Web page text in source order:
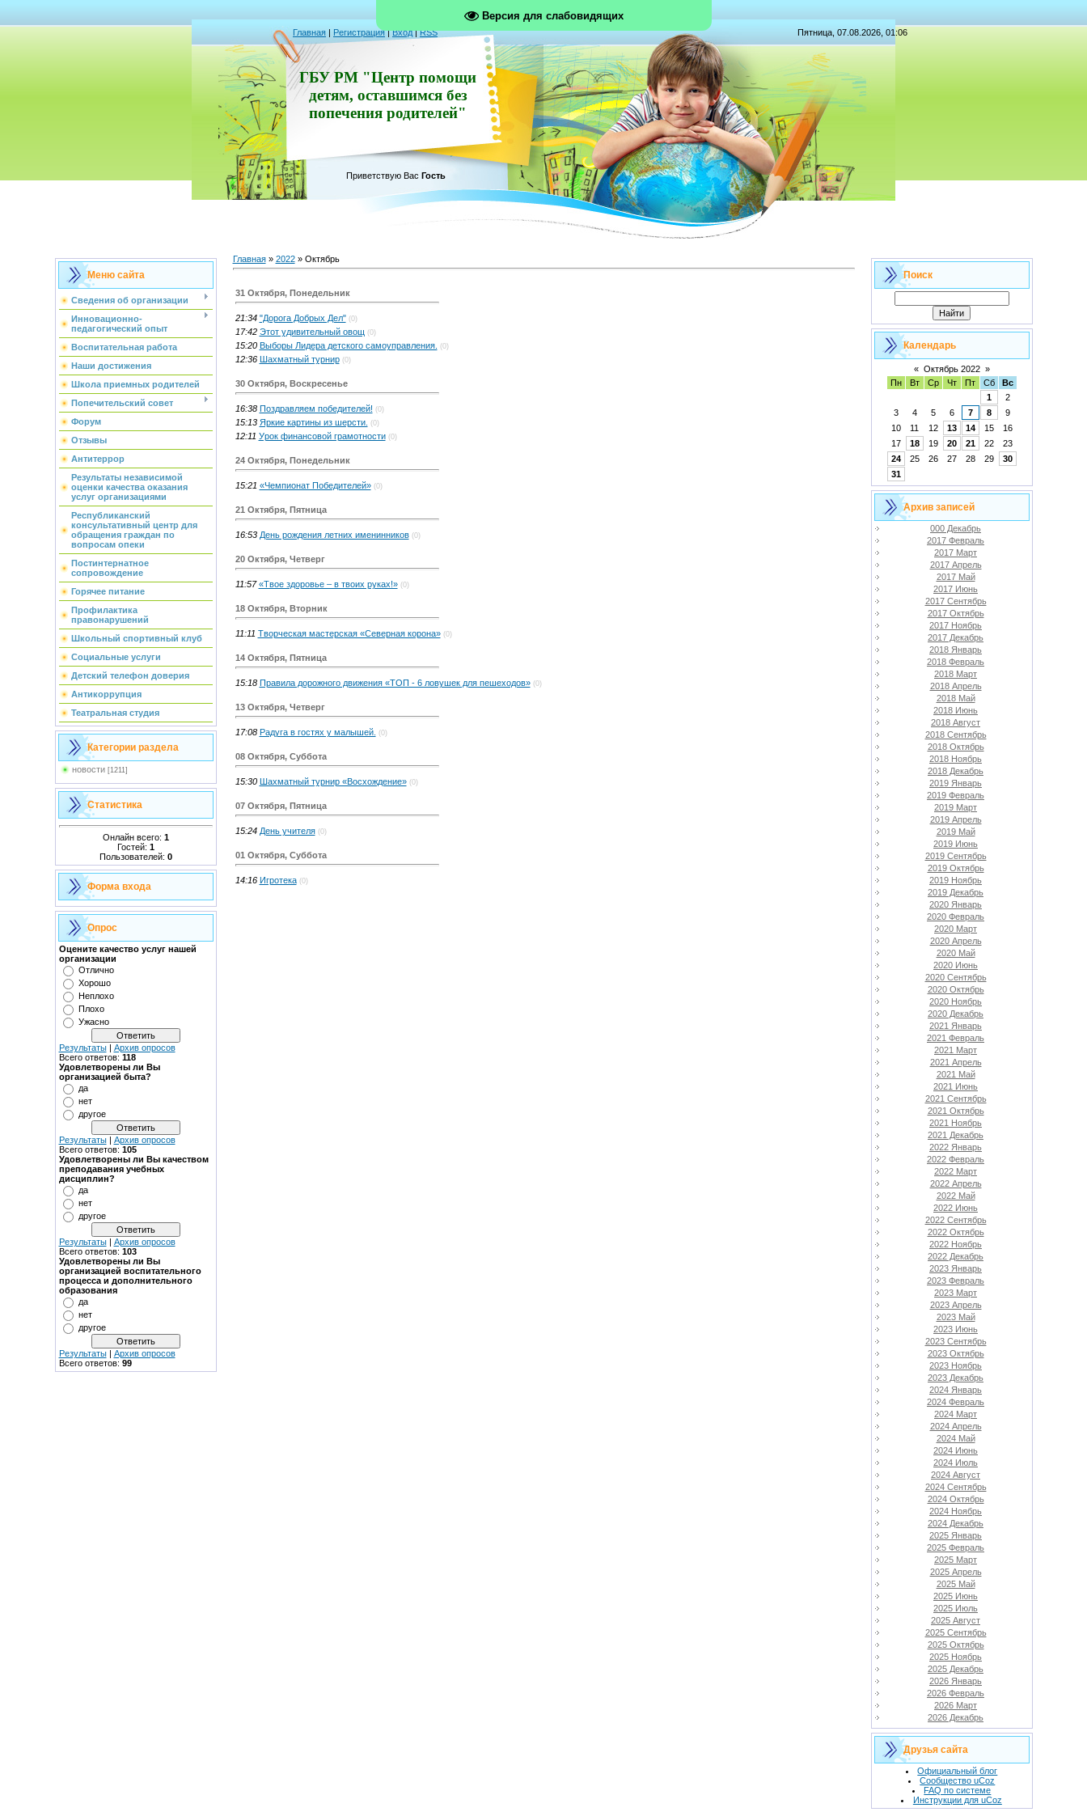
Версия для слабовидящих
Главная | Регистрация|Вход|RSS Пятница, 07.08.2026, 01:06
ГБУ РМ "Центр помощи
детям, оставшимся без
попечения родителей"
Приветствую Вас Гость
Меню сайта
Сведения об организации
Инновационно-
педагогический опыт
Воспитательная работа
Наши достижения
Школа приемных родителей
Попечительский совет
Форум
Отзывы
Антитеррор
Результаты независимой
оценки качества оказания
услуг организациями
Республиканский
консультативный центр для
обращения граждан по
вопросам опеки
Постинтернатное
сопровождение
Горячее питание
Профилактика
правонарушений
Школьный спортивный клуб
Социальные услуги
Детский телефон доверия
Антикоррупция
Театральная студия
Категории раздела
новости [1211]
Статистика
Онлайн всего: 1
Гостей: 1
Пользователей: 0
Форма входа
Опрос
Оцените качество услуг нашей
организации
Отлично
Хорошо
Неплохо
Плохо
Ужасно
Результаты| Архив опросов
Всего ответов: 118
Удовлетворены ли Вы
организацией быта?
да
нет
другое
Результаты| Архив опросов
Всего ответов: 105
Удовлетворены ли Вы качеством
преподавания учебных
дисциплин?
да
нет
другое
Результаты| Архив опросов
Всего ответов: 103
Удовлетворены ли Вы
организацией воспитательного
процесса и дополнительного
образования
да
нет
другое
Результаты| Архив опросов
Всего ответов: 99
Главная» 2022 » Октябрь
31 Октября, Понедельник
21:34 "Дорога Добрых Дел" (0)
17:42 Этот удивительный овощ (0)
15:20 Выборы Лидера детского самоуправления. (0)
12:36 Шахматный турнир (0)
30 Октября, Воскресенье
16:38 Поздравляем победителей! (0)
15:13 Яркие картины из шерсти. (0)
12:11 Урок финансовой грамотности (0)
24 Октября, Понедельник
15:21 «Чемпионат Победителей» (0)
21 Октября, Пятница
16:53 День рождения летних именинников (0)
20 Октября, Четверг
11:57 «Твое здоровье – в твоих руках!» (0)
18 Октября, Вторник
11:11 Творческая мастерская «Северная корона» (0)
14 Октября, Пятница
15:18 Правила дорожного движения «ТОП - 6 ловушек для пешеходов» (0)
13 Октября, Четверг
17:08 Радуга в гостях у малышей. (0)
08 Октября, Суббота
15:30 Шахматный турнир «Восхождение» (0)
07 Октября, Пятница
15:24 День учителя (0)
01 Октября, Суббота
14:16 Игротека (0)
Поиск
Календарь
« Октябрь 2022 »
Пн
Вт Ср Чт Пт Сб
Вс
1
2
3
4 5 6 7 8
9
10
11 12 13 14 15
16
17
18 19 20 21 22
23
24
25 26 27 28 29
30
31
Архив записей
000 Декабрь
2017 Февраль
2017 Март
2017 Апрель
2017 Май
2017 Июнь
2017 Сентябрь
2017 Октябрь
2017 Ноябрь
2017 Декабрь
2018 Январь
2018 Февраль
2018 Март
2018 Апрель
2018 Май
2018 Июнь
2018 Август
2018 Сентябрь
2018 Октябрь
2018 Ноябрь
2018 Декабрь
2019 Январь
2019 Февраль
2019 Март
2019 Апрель
2019 Май
2019 Июнь
2019 Сентябрь
2019 Октябрь
2019 Ноябрь
2019 Декабрь
2020 Январь
2020 Февраль
2020 Март
2020 Апрель
2020 Май
2020 Июнь
2020 Сентябрь
2020 Октябрь
2020 Ноябрь
2020 Декабрь
2021 Январь
2021 Февраль
2021 Март
2021 Апрель
2021 Май
2021 Июнь
2021 Сентябрь
2021 Октябрь
2021 Ноябрь
2021 Декабрь
2022 Январь
2022 Февраль
2022 Март
2022 Апрель
2022 Май
2022 Июнь
2022 Сентябрь
2022 Октябрь
2022 Ноябрь
2022 Декабрь
2023 Январь
2023 Февраль
2023 Март
2023 Апрель
2023 Май
2023 Июнь
2023 Сентябрь
2023 Октябрь
2023 Ноябрь
2023 Декабрь
2024 Январь
2024 Февраль
2024 Март
2024 Апрель
2024 Май
2024 Июнь
2024 Июль
2024 Август
2024 Сентябрь
2024 Октябрь
2024 Ноябрь
2024 Декабрь
2025 Январь
2025 Февраль
2025 Март
2025 Апрель
2025 Май
2025 Июнь
2025 Июль
2025 Август
2025 Сентябрь
2025 Октябрь
2025 Ноябрь
2025 Декабрь
2026 Январь
2026 Февраль
2026 Март
2026 Декабрь
Друзья сайта
Официальный блог
Сообщество uCoz
FAQ по системе
Инструкции для uCoz